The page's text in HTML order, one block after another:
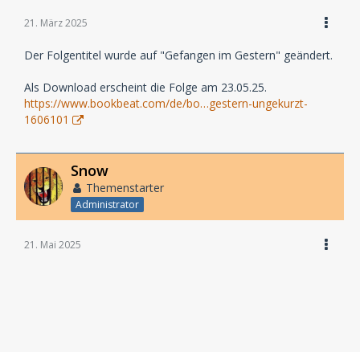
21. März 2025
Der Folgentitel wurde auf "Gefangen im Gestern" geändert.
Als Download erscheint die Folge am 23.05.25.
https://www.bookbeat.com/de/bo…gestern-ungekurzt-
1606101
Snow
Themenstarter
Administrator
21. Mai 2025